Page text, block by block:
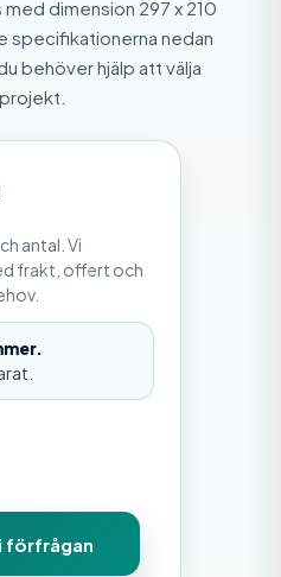
dimension 297 x 210
specifikationerna nedan
behöver hjälp att välja
antal. Vi
frakt, offert och
förfrågan